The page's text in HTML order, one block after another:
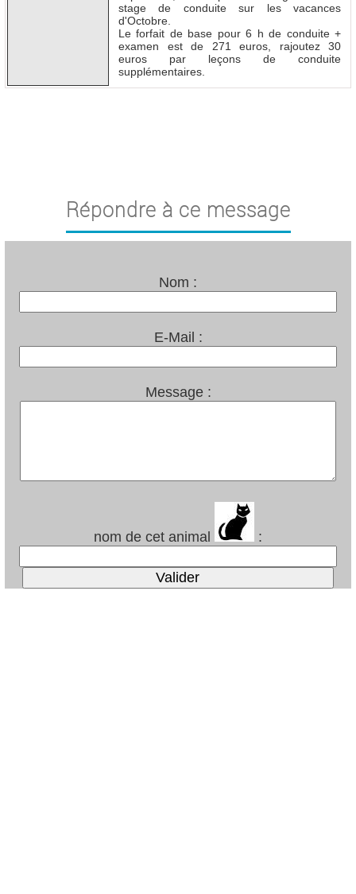
stage de conduite sur les vacances
d'Octobre.
Le forfait de base pour 6 h de conduite +
examen est de 271 euros, rajoutez 30
euros par leçons de conduite
supplémentaires.
Répondre à ce message
Nom :
E-Mail :
Message :
nom de cet animal :